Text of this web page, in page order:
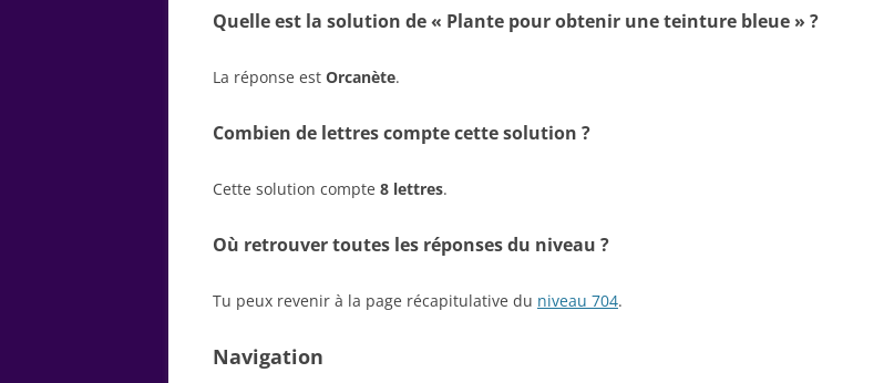
Quelle est la solution de « Plante pour obtenir une teinture bleue » ?
La réponse est Orcanète.
Combien de lettres compte cette solution ?
Cette solution compte 8 lettres.
Où retrouver toutes les réponses du niveau ?
Tu peux revenir à la page récapitulative du niveau 704.
Navigation